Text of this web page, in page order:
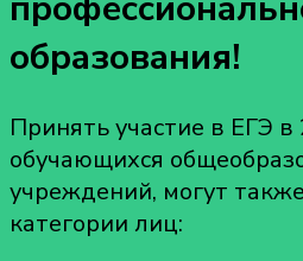
образования!
Принять участие в ЕГЭ в
обучающихся
учреждений, могут
категории лиц: